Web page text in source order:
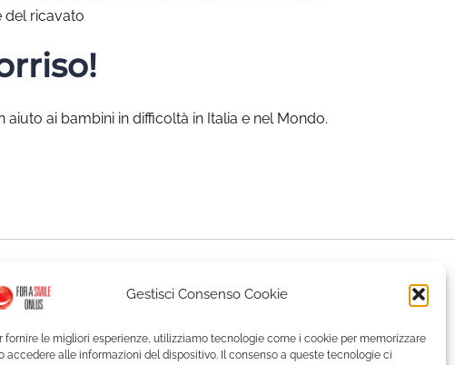
Gestisci Consenso Cookie
fornire le migliori esperienze, utilizziamo tecnologie come i cookie per memorizzare
accedere alle informazioni del dispositivo. Il consenso a queste tecnologie ci
del ricavato
aiuto ai bambini in difficoltà in Italia e nel Mondo.